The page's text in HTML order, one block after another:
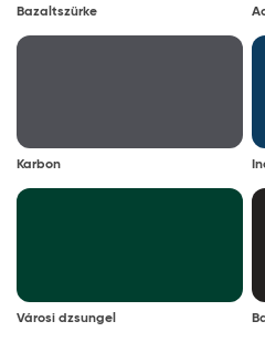
Bazaltszürke
Karbon
Városi dzsungel